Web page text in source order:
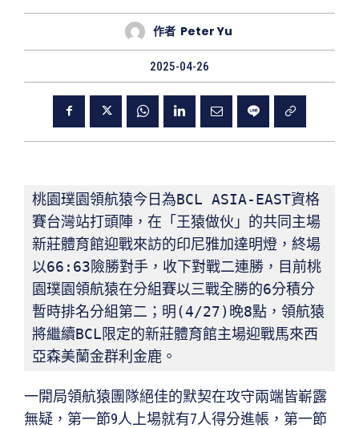
作者 Peter Yu
2025-04-26
桃園璞園領航猿今日為BCL ASIA-EAST資格
賽台灣站打頭陣，在「王猿做伙」的共同主場
新莊體育館迎戰來訪的印尼雅加達明燈，終場
以66:63險勝對手，收下對戰二連勝，目前桃
園璞園領航猿在分組賽以三戰全勝的6分積分
暫時排名分組第二；明(4/27)晚8點，領航猿
將繼續BCL限定的新莊體育館主場迎戰馬來西
亞森美蘭金群利金鹿。
一開局領航猿團隊絕佳的默契在攻守兩端皆嶄露
無疑，第一節9人上場就有7人得分進帳，第一節